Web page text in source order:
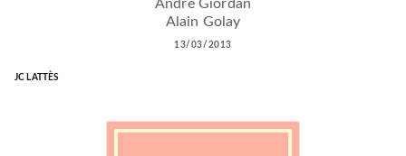
André Giordan
Alain Golay
13/03/2013
JC LATTÈS